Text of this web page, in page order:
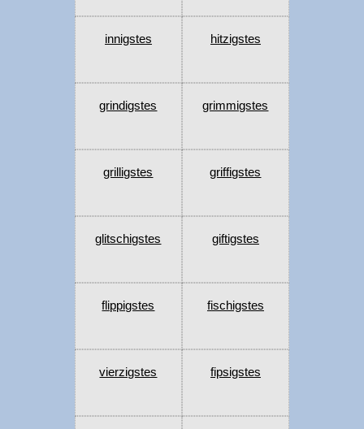
innigstes hitzigstes
grindigstes grimmigstes
grilligstes griffigstes
glitschigstes giftigstes
flippigstes fischigstes
vierzigstes fipsigstes